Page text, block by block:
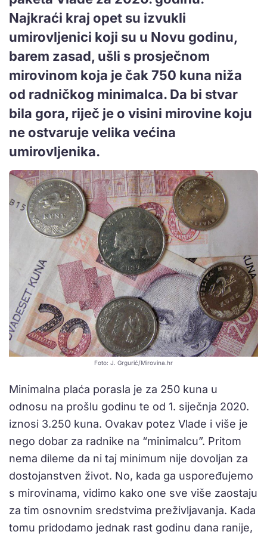
Najkraći kraj opet su izvukli
umirovljenici koji su u Novu godinu,
barem zasad, ušli s prosječnom
mirovinom koja je čak 750 kuna niža
od radničkog minimalca. Da bi stvar
bila gora, riječ je o visini mirovine koju
ne ostvaruje velika većina
umirovljenika.
Foto: J. Grgurić/Mirovina.hr
Minimalna plaća porasla je za 250 kuna u
odnosu na prošlu godinu te od 1. siječnja 2020.
iznosi 3.250 kuna. Ovakav potez Vlade i više je
nego dobar za radnike na “minimalcu”. Pritom
nema dileme da ni taj minimum nije dovoljan za
dostojanstven život. No, kada ga uspoređujemo
s mirovinama, vidimo kako one sve više zaostaju
za tim osnovnim sredstvima preživljavanja. Kada
tomu pridodamo jednak rast godinu dana ranije,